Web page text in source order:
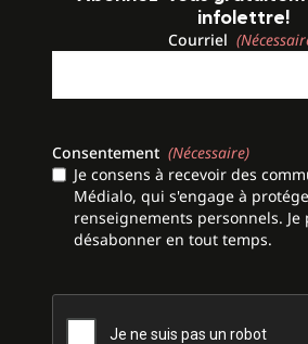
infolettre!
Courriel
Consentement (Nécessaire)
Je consens à recevoir des
Médialo, qui s'engage à
renseignements personnels.
désabonner en tout temps.
CAPTCHA